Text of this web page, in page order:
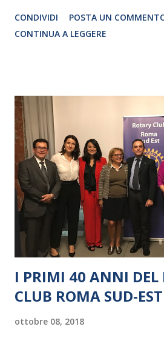
CRISTINA PEZZOLI
CONDIVIDI
POSTA UN
CONTINUA A LEGGERE
I PRIMI 40 ANNI DEL
CLUB ROMA SUD-EST
ottobre 08, 2018